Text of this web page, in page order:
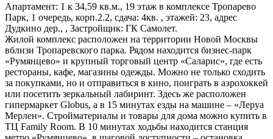
Апартамент: 1 к 34,59 кв.м., 19 этаж в комплексе Тропарево
Парк, 1 очередь, корп.2.2, сдача: 4кв. , этажей: 23, адрес
Дудкино дер., , Застройщик: ГК Самолет.
Жилой комплекс расположен на территории Новой Москвы
вблизи Тропаревского парка. Рядом находится бизнес-парк
«Румянцево» и крупный торговый центр «Саларис», где есть
рестораны, кафе, магазины одежды. Можно не только сходить
за покупками, но и отправиться в кино, поиграть в аэрохоккей
или посетить зеркальный лабиринт. Здесь же расположен
гипермаркет Globus, а в 15 минутах езды на машине ‒ «Леруа
Мерлен». Стройматериалы и товары для дома можно купить в
ТЦ Family Room. В 10 минутах ходьбы находится станция